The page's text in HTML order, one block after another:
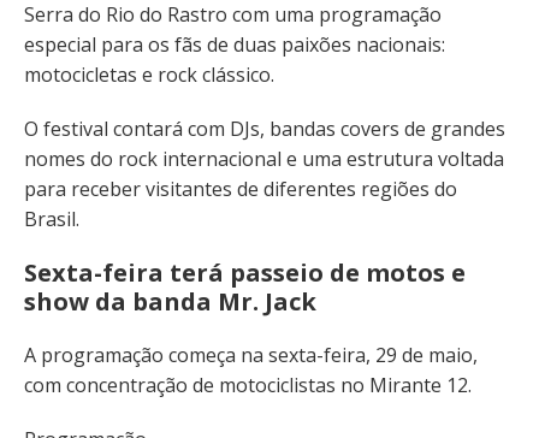
Serra do Rio do Rastro com uma programação
especial para os fãs de duas paixões nacionais:
motocicletas e rock clássico.
O festival contará com DJs, bandas covers de grandes
nomes do rock internacional e uma estrutura voltada
para receber visitantes de diferentes regiões do
Brasil.
Sexta-feira terá passeio de motos e
show da banda Mr. Jack
A programação começa na sexta-feira, 29 de maio,
com concentração de motociclistas no Mirante 12.